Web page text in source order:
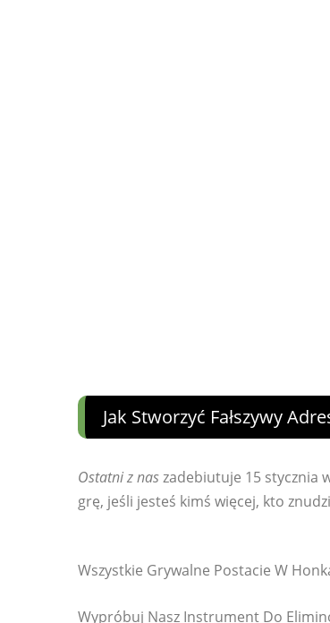
Jak Stworzyć Fałszywy
Ostatni z naszadebiutuje 15 stycznia
grę, jeśli jesteś kimś więcej, kto
Wszystkie Grywalne Postacie W
Wypróbuj Nasz Instrument Do